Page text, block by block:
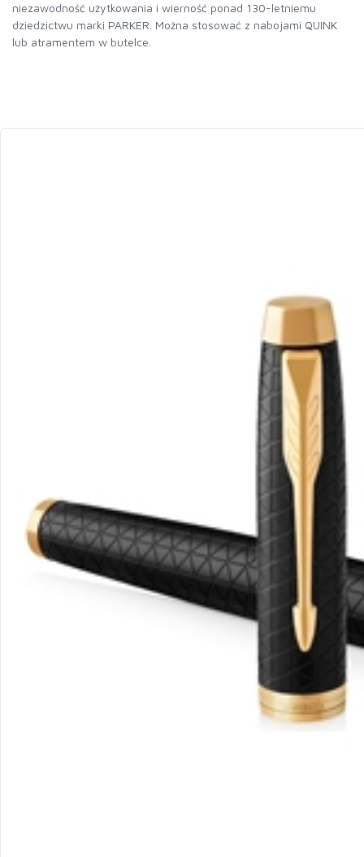
niezawodność użytkowania i wierność ponad 130-letniemu
dziedzictwu marki PARKER. Można stosować z nabojami QUINK
lub atramentem w butelce.